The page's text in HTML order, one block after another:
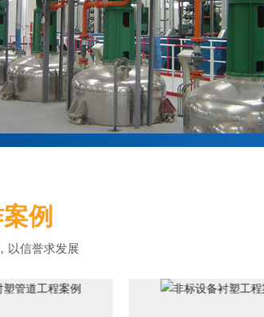
例
以信誉求发展